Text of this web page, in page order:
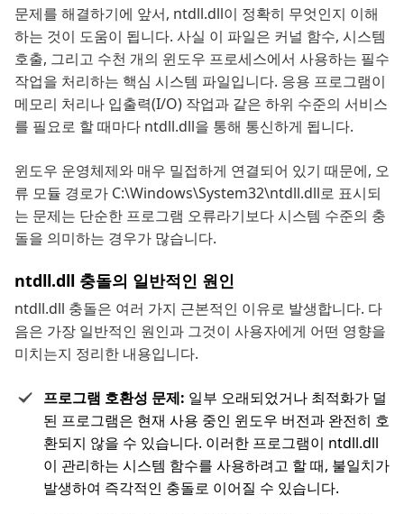
문제를 해결하기에 앞서, ntdll.dll이 정확히 무엇인지 이해
하는 것이 도움이 됩니다. 사실 이 파일은 커널 함수, 시스템
호출, 그리고 수천 개의 윈도우 프로세스에서 사용하는 필수
작업을 처리하는 핵심 시스템 파일입니다. 응용 프로그램이
메모리 처리나 입출력(I/O) 작업과 같은 하위 수준의 서비스
를 필요로 할 때마다 ntdll.dll을 통해 통신하게 됩니다.
윈도우 운영체제와 매우 밀접하게 연결되어 있기 때문에, 오
류 모듈 경로가 C:\Windows\System32\ntdll.dll로 표시되
는 문제는 단순한 프로그램 오류라기보다 시스템 수준의 충
돌을 의미하는 경우가 많습니다.
ntdll.dll 충돌의 일반적인 원인
ntdll.dll 충돌은 여러 가지 근본적인 이유로 발생합니다. 다
음은 가장 일반적인 원인과 그것이 사용자에게 어떤 영향을
미치는지 정리한 내용입니다.
프로그램 호환성 문제: 일부 오래되었거나 최적화가 덜
된 프로그램은 현재 사용 중인 윈도우 버전과 완전히 호
환되지 않을 수 있습니다. 이러한 프로그램이 ntdll.dll
이 관리하는 시스템 함수를 사용하려고 할 때, 불일치가
발생하여 즉각적인 충돌로 이어질 수 있습니다.